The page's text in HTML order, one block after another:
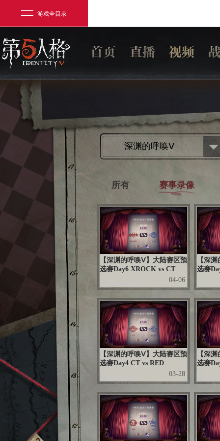
游戏全目录
游戏爱好者
我的足迹：
深渊的呼唤Ⅴ
所有 赛事录像
【深渊的呼唤Ⅴ】大陆赛区预
选赛Day6 XROCK vs CT
04-06
【深
选赛
【深渊的呼唤Ⅴ】大陆赛区预
选赛Day4 CT vs RED
03-28
【深
选赛